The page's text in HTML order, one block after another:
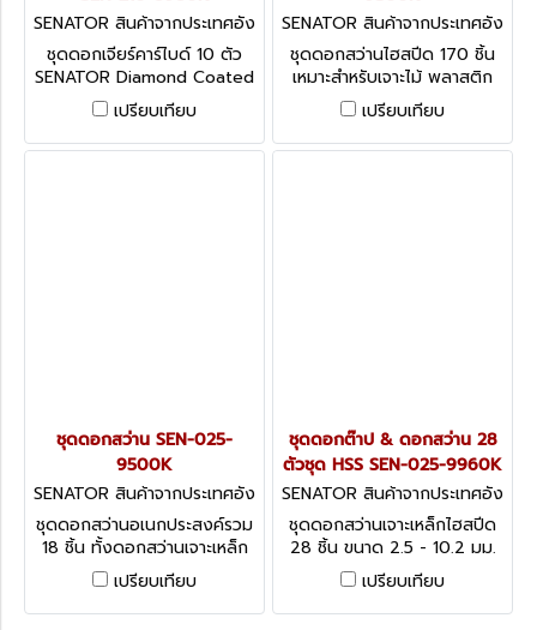
SENATOR สินค้าจากประเทศอัง
กฤษ
ชุดดอกเจียร์คาร์ไบด์ 10 ตัว
SENATOR Diamond Coated
Burr Set - 10 Pieces.
เปรียบเทียบ
SENATOR สินค้าจากประเทศอัง
กฤษ-1
ชุดดอกสว่านไฮสปีด 170 ชิ้น
เหมาะสำหรับเจาะไม้ พลาสติก
แผ่นคาร์บอนและเหล็กทั่วไป HSS
Roll Forged Jobber Drill Set
1.0 to 10.0mm - 170 Pieces
เปรียบเทียบ
ชุดดอกสว่าน SEN-025-
9500K
SENATOR สินค้าจากประเทศอัง
กฤษ-1
ชุดดอกสว่านอเนกประสงค์รวม
18 ชิ้น ทั้งดอกสว่านเจาะเหล็ก
ไม้ พลาสติก เซรามิก ท่อ ในชุด
เดียว Multi-Purpose 'Dial-A-
Drill' Set - 18 Piece
เปรียบเทียบ
ชุดดอกต๊าป & ดอกสว่าน 28
ตัวชุด HSS SEN-025-9960K
SENATOR สินค้าจากประเทศอัง
กฤษ SEN-025-9960K
ชุดดอกสว่านเจาะเหล็กไฮสปีด
28 ชิ้น ขนาด 2.5 - 10.2 มม.
และดอกต๊าปมิลขนาด M3 -
M12 HSS Tap & Drill Sets
เปรียบเทียบ